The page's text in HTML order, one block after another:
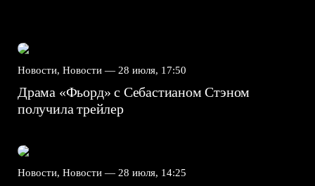
Новости, Новости — 28 июля, 17:50
Драма «Фьорд» с Себастианом Стэном
получила трейлер
Новости, Новости — 28 июля, 14:25